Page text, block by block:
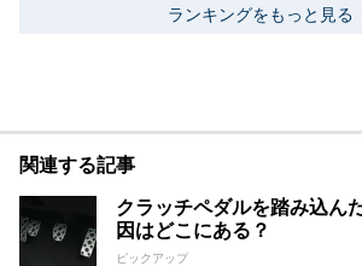
ランキングをもっと見る
関連する記事
クラッチペダルを踏み込ん
因はどこにある？
ピックアップ